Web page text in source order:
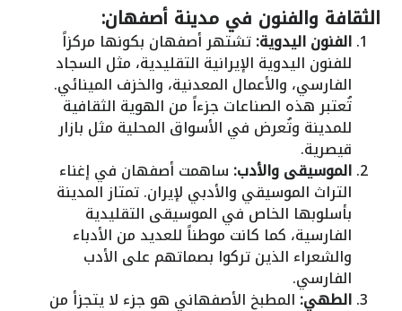
الثقافة والفنون في مدينة أصفهان:
الفنون اليدوية:تشتهر أصفهان بكونها مركزاً
للفنون اليدوية الإيرانية التقليدية، مثل السجاد
الفارسي، والأعمال المعدنية، والخزف المينائي.
تُعتبر هذه الصناعات جزءاً من الهوية الثقافية
للمدينة وتُعرض في الأسواق المحلية مثل بازار
قيصرية.
الموسيقى والأدب: ساهمت أصفهان في إغناء
التراث الموسيقي والأدبي لإيران. تمتاز المدينة
بأسلوبها الخاص في الموسيقى التقليدية
الفارسية، كما كانت موطناً للعديد من الأدباء
والشعراء الذين تركوا بصماتهم على الأدب
الفارسي.
الطهي:المطبخ الأصفهاني هو جزء لا يتجزأ من